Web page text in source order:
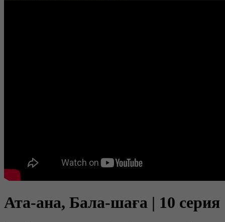
Ата-ана, Бала-шаға | 10 серия